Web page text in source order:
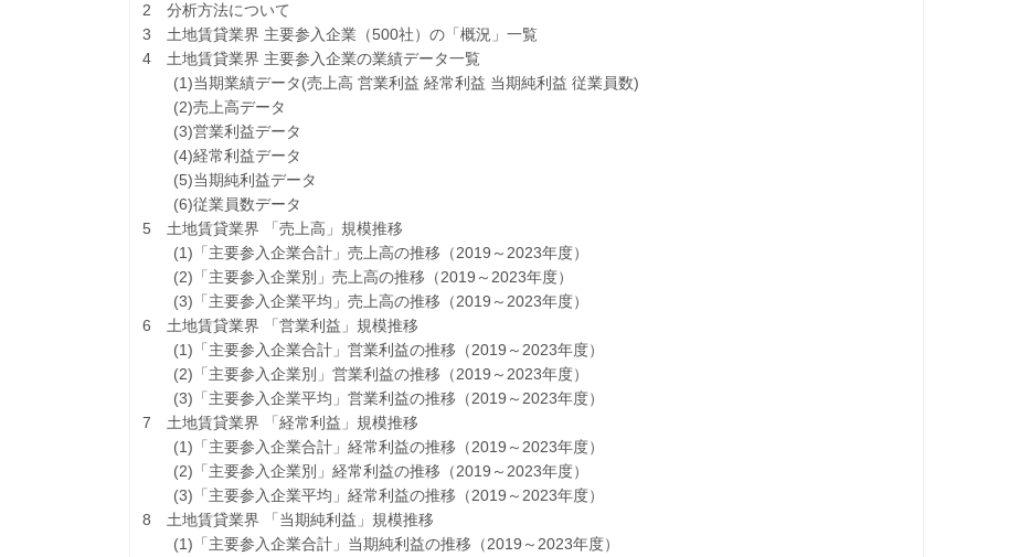
2 分析方法について
3 土地賃貸業界 主要参入企業（500社）の「概況」一覧
4 土地賃貸業界 主要参入企業の業績データ一覧
(1)当期業績データ(売上高 営業利益 経常利益 当期純利益 従業員数)
(2)売上高データ
(3)営業利益データ
(4)経常利益データ
(5)当期純利益データ
(6)従業員数データ
5 土地賃貸業界 「売上高」規模推移
(1)「主要参入企業合計」売上高の推移（2019～2023年度）
(2)「主要参入企業別」売上高の推移（2019～2023年度）
(3)「主要参入企業平均」売上高の推移（2019～2023年度）
6 土地賃貸業界 「営業利益」規模推移
(1)「主要参入企業合計」営業利益の推移（2019～2023年度）
(2)「主要参入企業別」営業利益の推移（2019～2023年度）
(3)「主要参入企業平均」営業利益の推移（2019～2023年度）
7 土地賃貸業界 「経常利益」規模推移
(1)「主要参入企業合計」経常利益の推移（2019～2023年度）
(2)「主要参入企業別」経常利益の推移（2019～2023年度）
(3)「主要参入企業平均」経常利益の推移（2019～2023年度）
8 土地賃貸業界 「当期純利益」規模推移
(1)「主要参入企業合計」当期純利益の推移（2019～2023年度）